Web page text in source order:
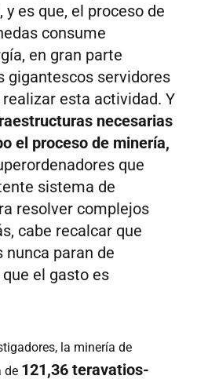
es que, el proceso de
consume
en gran parte
gigantescos servidores
esta actividad. Y
necesarias
el proceso de minería,
que
sistema de
resolver complejos
cabe recalcar que
nunca paran de
el gasto es
la minería de
de 121,36 teravatios-